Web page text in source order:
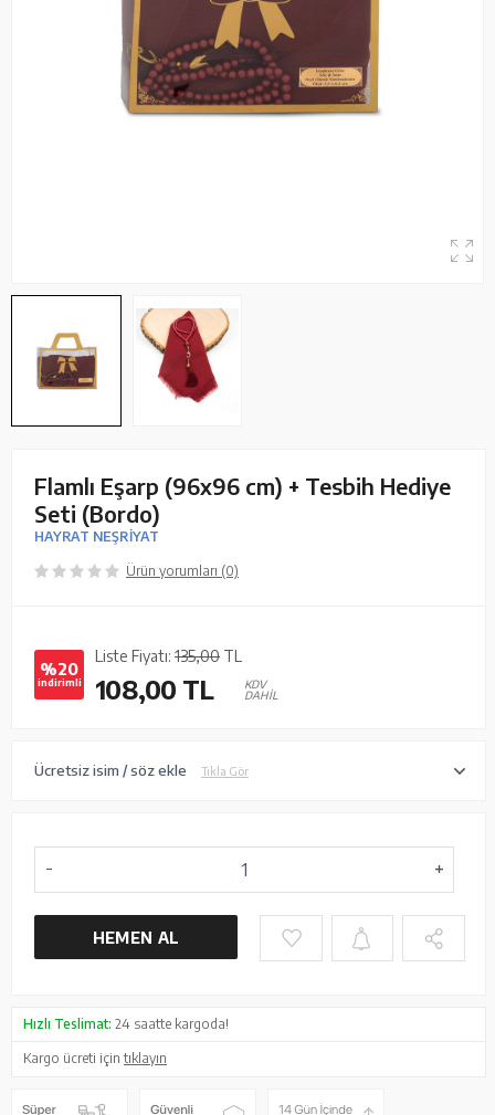
Flamlı Eşarp (96x96 cm) + Tesbih Hediye
Seti (Bordo)
HAYRAT NEŞRİYAT
Ürün yorumları (0)
%20
indirimli
Liste Fiyatı: 135,00 TL
108,00 TL
KDV
DAHİL
Ücretsiz isim / söz ekle Tıkla Gör
HEMEN AL
Hızlı Teslimat: 24 saatte kargoda!
Kargo ücreti içintıklayın